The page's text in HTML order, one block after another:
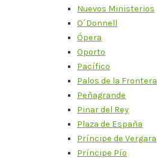
Nuevos Ministerios
O´Donnell
Ópera
Oporto
Pacífico
Palos de la Frontera
Peñagrande
Pinar del Rey
Plaza de España
Príncipe de Vergara
Príncipe Pío